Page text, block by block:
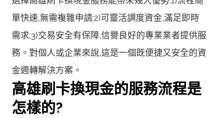
單快速,無需複雜申請;2)可靈活調度資金,滿足即時
需求;3)交易安全有保障,信譽良好的專業業者提供服
務。對個人或企業來說,這是一個既便捷又安全的資
金週轉解決方案。
高雄刷卡換現金的服務流程是
怎樣的?